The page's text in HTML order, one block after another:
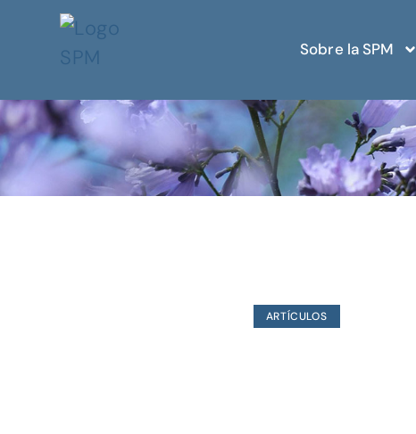
Sobre la SPM
ARTÍCULOS